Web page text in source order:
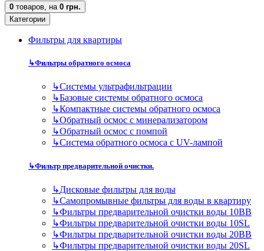
0 товаров, на 0 грн.
Категории
Фильтры для квартиры
↳Фильтры обратного осмоса
↳Cистемы ультрафильтрации
↳Базовые системы обратного осмоса
↳Компактные системы обратного осмоса
↳Обратный осмос с минерализатором
↳Обратный осмос с помпой
↳Система обратного осмоса с UV-лампой
↳Фильтр предварительной очистки.
↳Дисковые фильтры для воды
↳Самопромывные фильтры для воды в квартиру
↳Фильтры предварительной очистки воды 10BB
↳Фильтры предварительной очистки воды 10SL
↳Фильтры предварительной очистки воды 20BB
↳Фильтры предварительной очистки воды 20SL